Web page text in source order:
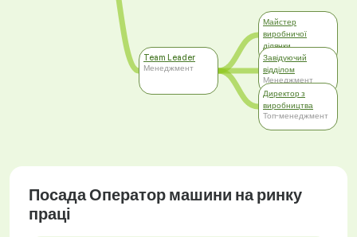
Team Leader
Менеджмент
Майстер
виробничої
ділянки
Менеджмент
Завідуючий
відділом
Менеджмент
Директор з
виробництва
Топ-менеджмент
Посада Оператор машини на ринку
праці